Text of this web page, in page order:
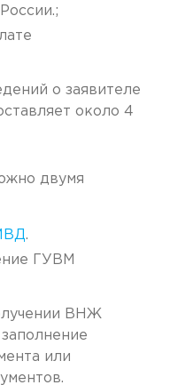
о заявителе
около 4
двумя
.
ГУВМ
ВНЖ
или